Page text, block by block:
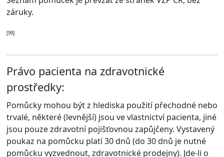
záruky.
[99]
Právo pacienta na zdravotnické
prostředky:
Pomůcky mohou být z hlediska použití přechodné nebo
trvalé, některé (levnější) jsou ve vlastnictví pacienta, jiné
jsou pouze zdravotní pojišťovnou zapůjčeny. Vystavený
poukaz na pomůcku platí 30 dnů (do 30 dnů je nutné
pomůcku vyzvednout, zdravotnické prodejny). Jde-li o